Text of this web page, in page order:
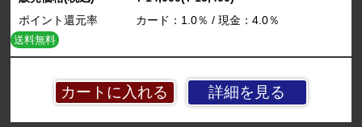
詳細を見る
ポイント還元率
カード：1.0％ / 現金：4.0％
送料無料